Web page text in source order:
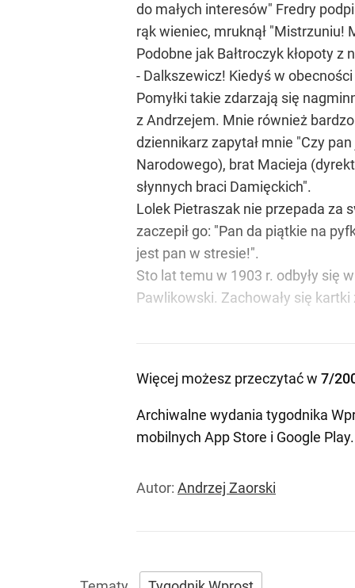
do małych interesów" Fredry
rąk wieniec, mruknął "Mistrzuniu!
Podobne jak Bałtroczyk kłopoty
- Dalkszewicz! Kiedyś w
Pomyłki takie zdarzają się
z Andrzejem. Mnie również
dziennikarz zapytał mnie "Czy
Narodowego), brat Macieja
słynnych braci Damięckich".
Lolek Pietraszak nie przepada za
zaczepił go: "Pan da piątkie na
jest pan w stresie!".
Sto lat temu w 1903 r. odbyły się
Pawlikowski. Zachowały się
Więcej możesz przeczytać w 7/
Archiwalne wydania tygodnika
mobilnych App Store i Google Play.
Autor: Andrzej Zaorski